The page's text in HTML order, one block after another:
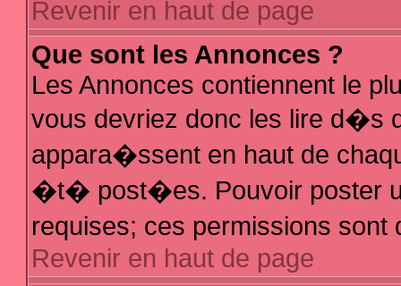
Revenir en haut de page
Que sont les Annonces ?
Les Annonces contiennent le
vous devriez donc les lire d�s
appara�ssent en haut de
�t� post�es. Pouvoir poster
requises; ces permissions
Revenir en haut de page